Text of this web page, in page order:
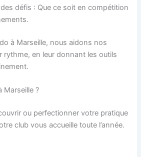
défis : Que ce soit en compétition
à Marseille, nous aidons nos
rythme, en leur donnant les outils
Marseille ?
ou perfectionner votre pratique
club vous accueille toute l’année.